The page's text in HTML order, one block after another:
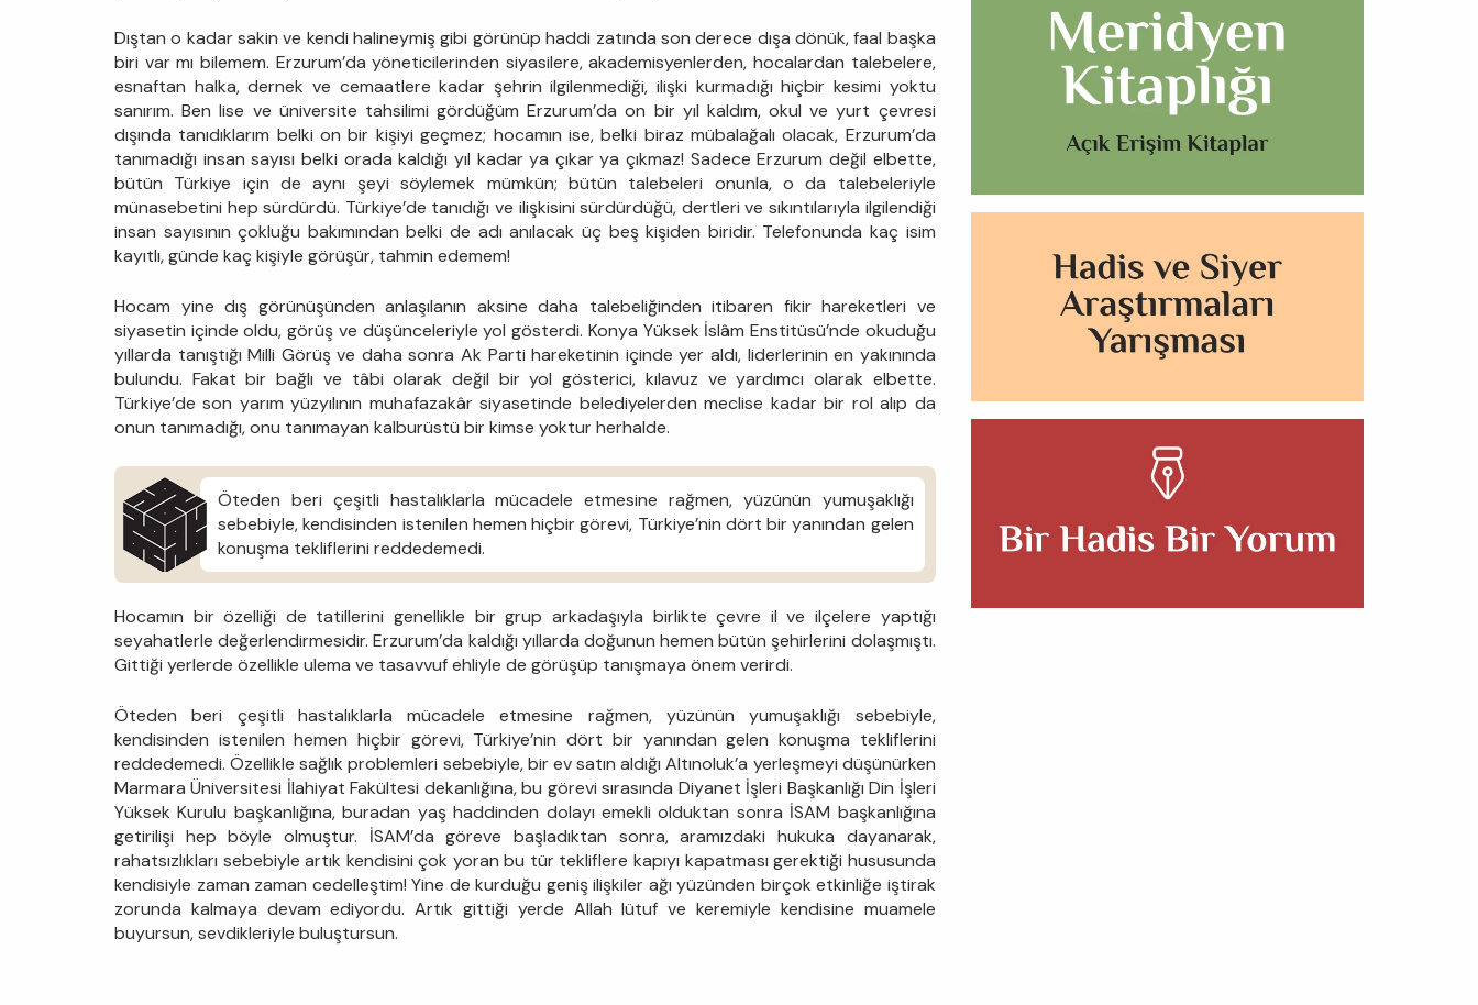
Dıştan o kadar sakin ve kendi halineymiş gibi görünüp haddi zatında son derece dışa dönük, faal başka
biri var mı bilemem. Erzurum’da yöneticilerinden siyasilere, akademisyenlerden, hocalardan talebelere,
esnaftan halka, dernek ve cemaatlere kadar şehrin ilgilenmediği, ilişki kurmadığı hiçbir kesimi yoktu
sanırım. Ben lise ve üniversite tahsilimi gördüğüm Erzurum’da on bir yıl kaldım, okul ve yurt çevresi
dışında tanıdıklarım belki on bir kişiyi geçmez; hocamın ise, belki biraz mübalağalı olacak, Erzurum’da
tanımadığı insan sayısı belki orada kaldığı yıl kadar ya çıkar ya çıkmaz! Sadece Erzurum değil elbette,
bütün Türkiye için de aynı şeyi söylemek mümkün; bütün talebeleri onunla, o da talebeleriyle
münasebetini hep sürdürdü. Türkiye’de tanıdığı ve ilişkisini sürdürdüğü, dertleri ve sıkıntılarıyla ilgilendiği
insan sayısının çokluğu bakımından belki de adı anılacak üç beş kişiden biridir. Telefonunda kaç isim
kayıtlı, günde kaç kişiyle görüşür, tahmin edemem!
Hocam yine dış görünüşünden anlaşılanın aksine daha talebeliğinden itibaren fikir hareketleri ve
siyasetin içinde oldu, görüş ve düşünceleriyle yol gösterdi. Konya Yüksek İslâm Enstitüsü’nde okuduğu
yıllarda tanıştığı Milli Görüş ve daha sonra Ak Parti hareketinin içinde yer aldı, liderlerinin en yakınında
bulundu. Fakat bir bağlı ve tâbi olarak değil bir yol gösterici, kılavuz ve yardımcı olarak elbette.
Türkiye’de son yarım yüzyılının muhafazakâr siyasetinde belediyelerden meclise kadar bir rol alıp da
onun tanımadığı, onu tanımayan kalburüstü bir kimse yoktur herhalde.
Öteden beri çeşitli hastalıklarla mücadele etmesine rağmen, yüzünün yumuşaklığı
sebebiyle, kendisinden istenilen hemen hiçbir görevi, Türkiye’nin dört bir yanından gelen
konuşma tekliflerini reddedemedi.
Hocamın bir özelliği de tatillerini genellikle bir grup arkadaşıyla birlikte çevre il ve ilçelere yaptığı
seyahatlerle değerlendirmesidir. Erzurum’da kaldığı yıllarda doğunun hemen bütün şehirlerini dolaşmıştı.
Gittiği yerlerde özellikle ulema ve tasavvuf ehliyle de görüşüp tanışmaya önem verirdi.
Öteden beri çeşitli hastalıklarla mücadele etmesine rağmen, yüzünün yumuşaklığı sebebiyle,
kendisinden istenilen hemen hiçbir görevi, Türkiye’nin dört bir yanından gelen konuşma tekliflerini
reddedemedi. Özellikle sağlık problemleri sebebiyle, bir ev satın aldığı Altınoluk’a yerleşmeyi düşünürken
Marmara Üniversitesi İlahiyat Fakültesi dekanlığına, bu görevi sırasında Diyanet İşleri Başkanlığı Din İşleri
Yüksek Kurulu başkanlığına, buradan yaş haddinden dolayı emekli olduktan sonra İSAM başkanlığına
getirilişi hep böyle olmuştur. İSAM’da göreve başladıktan sonra, aramızdaki hukuka dayanarak,
rahatsızlıkları sebebiyle artık kendisini çok yoran bu tür tekliflere kapıyı kapatması gerektiği hususunda
kendisiyle zaman zaman cedelleştim! Yine de kurduğu geniş ilişkiler ağı yüzünden birçok etkinliğe iştirak
zorunda kalmaya devam ediyordu. Artık gittiği yerde Allah lütuf ve keremiyle kendisine muamele
buyursun, sevdikleriyle buluştursun.